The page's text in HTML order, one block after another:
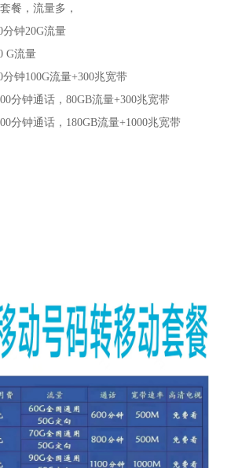
餐，流量多，
分钟20G流量
G流量
钟100G流量+300兆宽带
分钟通话，80GB流量+300兆宽带
分钟通话，180GB流量+1000兆宽带